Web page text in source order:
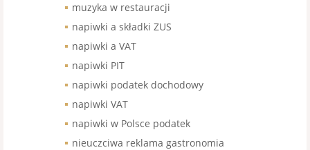
muzyka w restauracji
napiwki a składki ZUS
napiwki a VAT
napiwki PIT
napiwki podatek dochodowy
napiwki VAT
napiwki w Polsce podatek
nieuczciwa reklama gastronomia